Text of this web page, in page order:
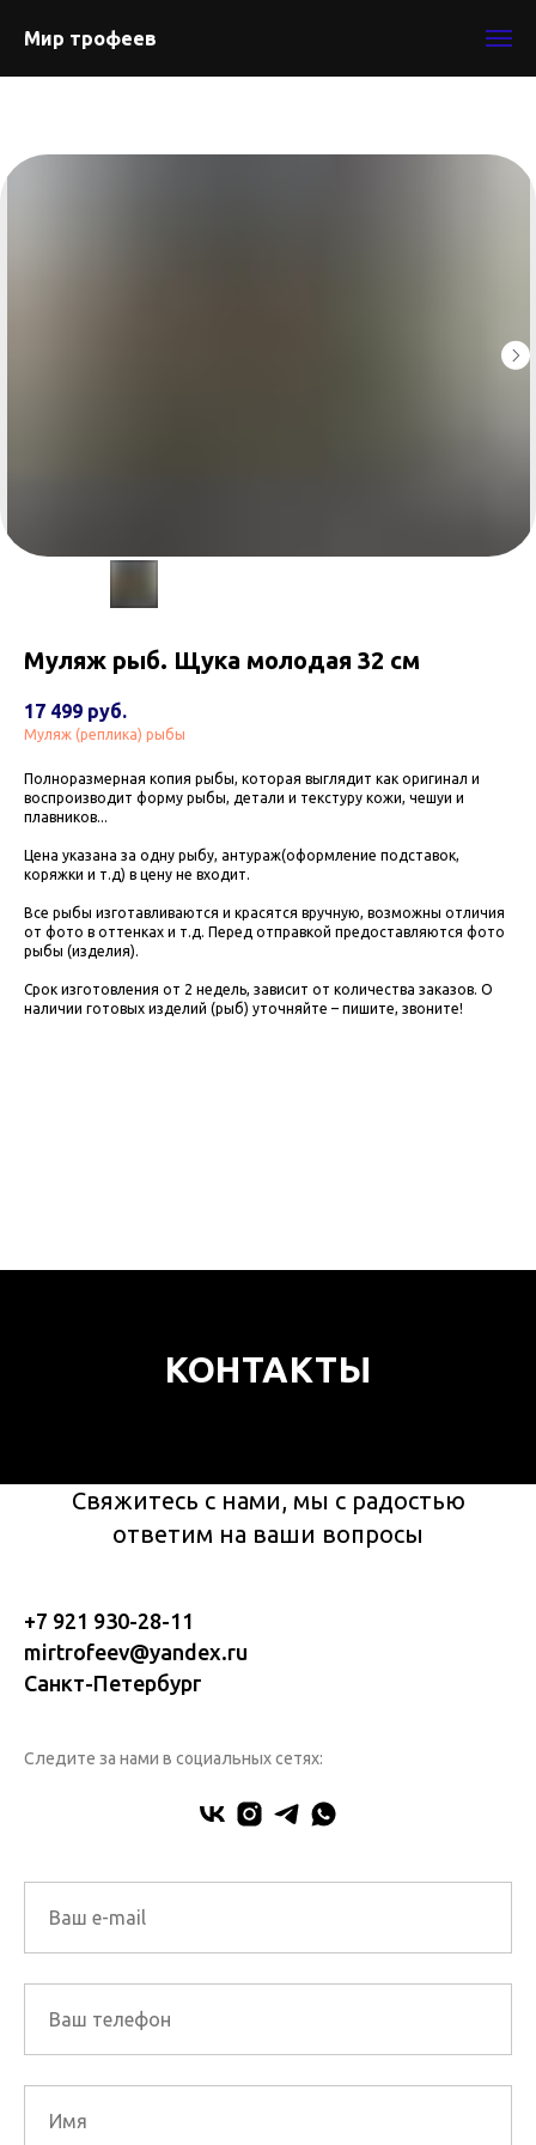
Мир трофеев
Муляж рыб. Щука молодая 32 см
17 499 руб.
Муляж (реплика) рыбы
Полноразмерная копия рыбы, которая выглядит как оригинал и
воспроизводит форму рыбы, детали и текстуру кожи, чешуи и
плавников...
Цена указана за одну рыбу, антураж(оформление подставок,
коряжки и т.д) в цену не входит.
Все рыбы изготавливаются и красятся вручную, возможны отличия
от фото в оттенках и т.д. Перед отправкой предоставляются фото
рыбы (изделия).
Срок изготовления от 2 недель, зависит от количества заказов. О
наличии готовых изделий (рыб) уточняйте – пишите, звоните!
КОНТАКТЫ
Свяжитесь с нами, мы с радостью
ответим на ваши вопросы
+7 921 930-28-11
mirtrofeev@yandex.ru
Санкт-Петербург
Следите за нами в социальных сетях: